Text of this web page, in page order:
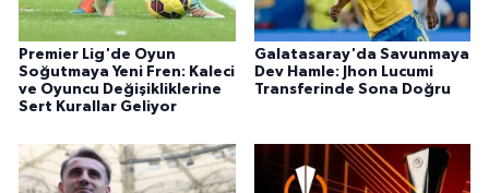
Premier Lig'de Oyun
Soğutmaya Yeni Fren: Kaleci
ve Oyuncu Değişikliklerine
Sert Kurallar Geliyor
Galatasaray'da Savunmaya
Dev Hamle: Jhon Lucumi
Transferinde Sona Doğru